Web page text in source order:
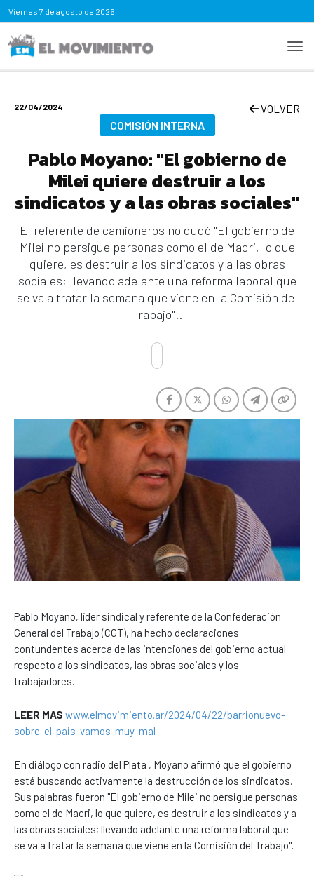
Viernes 7 de agosto de 2026
22/04/2024 VOLVER
COMISIÓN INTERNA
Pablo Moyano: "El gobierno de
Milei quiere destruir a los
sindicatos y a las obras sociales"
El referente de camioneros no dudó "El gobierno de
Milei no persigue personas como el de Macri, lo que
quiere, es destruir a los sindicatos y a las obras
sociales; llevando adelante una reforma laboral que
se va a tratar la semana que viene en la Comisión del
Trabajo"..
Pablo Moyano, líder sindical y referente de la Confederación
General del Trabajo (CGT), ha hecho declaraciones
contundentes acerca de las intenciones del gobierno actual
respecto a los sindicatos, las obras sociales y los
trabajadores.
LEER MAS www.elmovimiento.ar/2024/04/22/barrionuevo-
sobre-el-pais-vamos-muy-mal
En diálogo con radio del Plata , Moyano afirmó que el gobierno
está buscando activamente la destrucción de los sindicatos.
Sus palabras fueron "El gobierno de Milei no persigue personas
como el de Macri, lo que quiere, es destruir a los sindicatos y a
las obras sociales; llevando adelante una reforma laboral que
se va a tratar la semana que viene en la Comisión del Trabajo".